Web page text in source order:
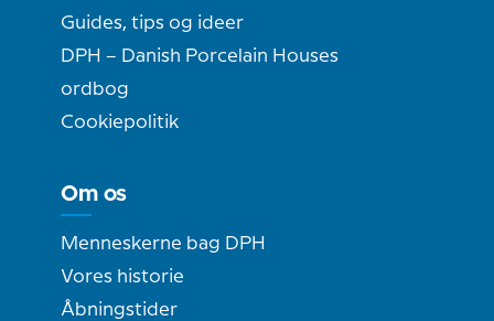
Guides, tips og ideer
DPH – Danish Porcelain Houses
ordbog
Cookiepolitik
Om os
Menneskerne bag DPH
Vores historie
Åbningstider